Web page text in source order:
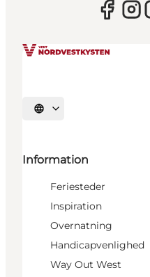
Vælg sprog
Information
Feriesteder
Inspiration
Overnatning
Handicapvenlighed
Way Out West